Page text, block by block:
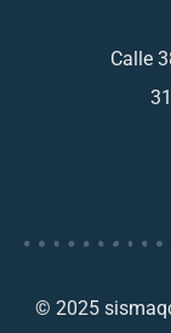
Calle
© 2025